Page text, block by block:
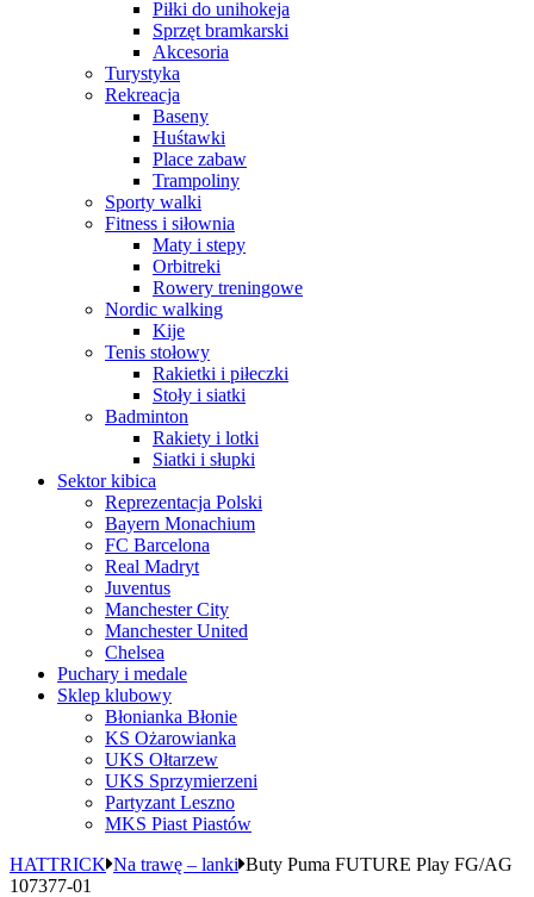
Piłki do unihokeja
Sprzęt bramkarski
Akcesoria
Turystyka
Rekreacja
Baseny
Huśtawki
Place zabaw
Trampoliny
Sporty walki
Fitness i siłownia
Maty i stepy
Orbitreki
Rowery treningowe
Nordic walking
Kije
Tenis stołowy
Rakietki i piłeczki
Stoły i siatki
Badminton
Rakiety i lotki
Siatki i słupki
Sektor kibica
Reprezentacja Polski
Bayern Monachium
FC Barcelona
Real Madryt
Juventus
Manchester City
Manchester United
Chelsea
Puchary i medale
Sklep klubowy
Błonianka Błonie
KS Ożarowianka
UKS Ołtarzew
UKS Sprzymierzeni
Partyzant Leszno
MKS Piast Piastów
HATTRICK Na trawę – lanki Buty Puma FUTURE Play FG/AG
107377-01